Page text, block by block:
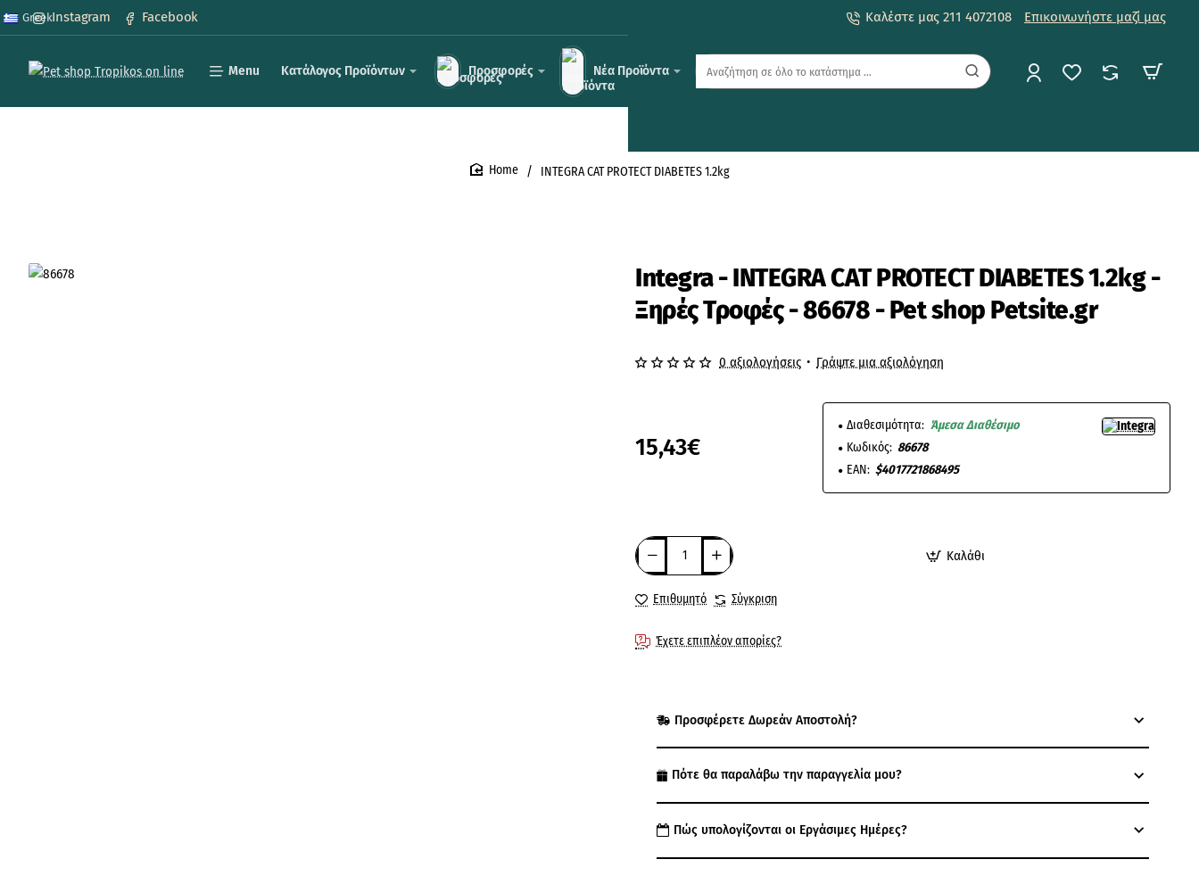
Instagram Facebook
Greek Καλέστε μας 211 4072108 Επικοινωνήστε μαζί μας
Menu Κατάλογος Προϊόντων Προσφορές Νέα Προϊόντα
Αναζήτηση
INTEGRA CAT PROTECT DIABETES 1.2kg
Integra - INTEGRA CAT PROTECT DIABETES 1.2kg -
Ξηρές Τροφές - 86678 - Pet shop Petsite.gr
0 αξιολογήσεις • Γράψτε μια αξιολόγηση
15,43€
Διαθεσιμότητα: Άμεσα Διαθέσιμο
Κωδικός: 86678
EAN: $4017721868495
Καλάθι
Επιθυμητό Σύγκριση
Έχετε επιπλέον απορίες?
Προσφέρετε Δωρεάν Αποστολή?
Πότε θα παραλάβω την παραγγελία μου?
Πώς υπολογίζονται οι Εργάσιμες Ημέρες?